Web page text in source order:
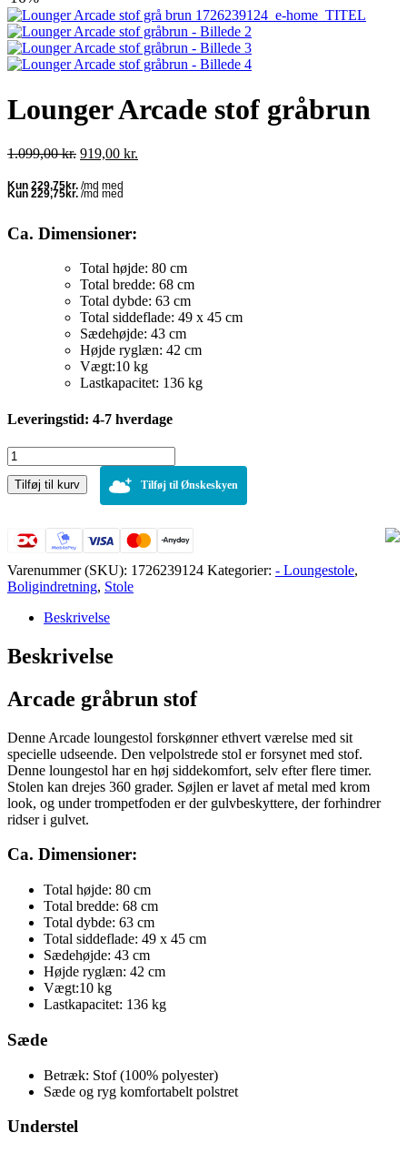
Lounger Arcade stof gråbrun
1.099,00kr. Den
pris
var:
919,00 kr.
Ca. Dimensioner:
Total højde: 80 cm
Total bredde: 68 cm
Total dybde: 63 cm
Total siddeflade: 49 x 45 cm
Sædehøjde: 43 cm
Højde ryglæn: 42 cm
Vægt:10 kg
Lastkapacitet: 136 kg
Leveringstid: 4-7 hverdage
Lounger
Arcade
stof
Tilføj til kurv Tilføj til Ønskeskyen
Varenummer (SKU): 1726239124 Kategorier: - Loungestole,
Boligindretning, Stole
Beskrivelse
Beskrivelse
Arcade gråbrun stof
Denne Arcade loungestol forskønner ethvert værelse med sit
specielle udseende. Den velpolstrede stol er forsynet med stof.
Denne loungestol har en høj siddekomfort, selv efter flere timer.
Stolen kan drejes 360 grader. Søjlen er lavet af metal med krom
look, og under trompetfoden er der gulvbeskyttere, der forhindrer
ridser i gulvet.
Ca. Dimensioner:
Total højde: 80 cm
Total bredde: 68 cm
Total dybde: 63 cm
Total siddeflade: 49 x 45 cm
Sædehøjde: 43 cm
Højde ryglæn: 42 cm
Vægt:10 kg
Lastkapacitet: 136 kg
Sæde
Betræk: Stof (100% polyester)
Sæde og ryg komfortabelt polstret
Understel